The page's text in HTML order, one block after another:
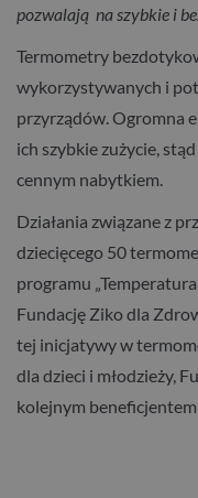
pozwalają na szybkie i
Termometry
wykorzystywanych i
przyrządów. Ogromna
ich szybkie zużycie,
cennym nabytkiem.
Działania związane z
dziecięcego 50
programu
Fundację Ziko dla
tej inicjatywy w
dla dzieci i młodzieży,
kolejnym